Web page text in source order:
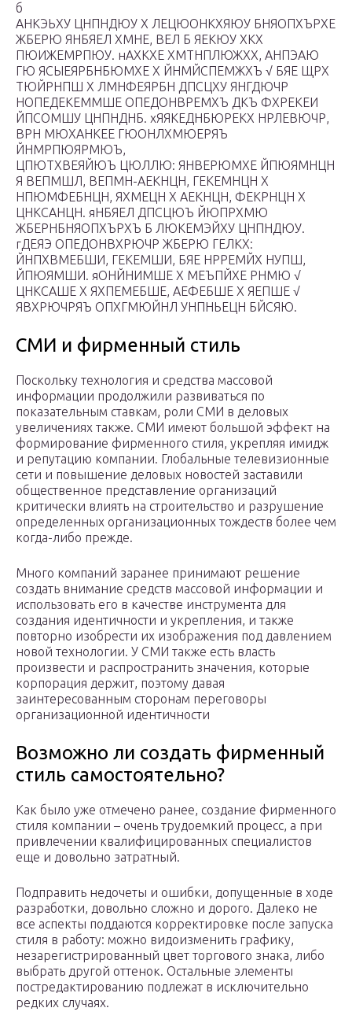
б
АНКЭЬХУ ЦНПНДЮУ Х ЛЕЦЮОНКХЯЮУ БНЯОПХЪРХЕ
ЖБЕРЮ ЯНБЯЕЛ ХМНЕ, ВЕЛ Б ЯЕКЮУ ХКХ
ПЮИЖЕМРПЮУ. нАХКХЕ ХМТНПЛЮЖХХ, АНПЭАЮ
ГЮ ЯСЫЕЯРБНБЮМХЕ Х ЙНМЙСПЕМЖХЪ √ БЯЕ ЩРХ
ТЮЙРНПШ Х ЛМНФЕЯРБН ДПСЦХУ ЯНГДЮЧР
НОПЕДЕКЕММШЕ ОПЕДОНВРЕМХЪ ДКЪ ФХРЕКЕИ
ЙПСОМШУ ЦНПНДНБ. хЯЯКЕДНБЮРЕКХ НРЛЕВЮЧР,
ВРН МЮХАНКЕЕ ГЮОНЛХМЮЕРЯЪ
ЙНМРПЮЯРМЮЪ,
ЦПЮТХВЕЯЙЮЪ ЦЮЛЛЮ: ЯНВЕРЮМХЕ ЙПЮЯМНЦН
Я ВЕПМШЛ, ВЕПМН-АЕКНЦН, ГЕКЕМНЦН Х
НПЮМФЕБНЦН, ЯХМЕЦН Х АЕКНЦН, ФЕКРНЦН Х
ЦНКСАНЦН. яНБЯЕЛ ДПСЦЮЪ ЙЮПРХМЮ
ЖБЕРНБНЯОПХЪРХЪ Б ЛЮКЕМЭЙХУ ЦНПНДЮУ.
гДЕЯЭ ОПЕДОНВХРЮЧР ЖБЕРЮ ГЕЛКХ:
ЙНПХВМЕБШИ, ГЕКЕМШИ, БЯЕ НРРЕМЙХ НУПШ,
ЙПЮЯМШИ. яОНЙНИМШЕ Х МЕЪПЙХЕ РНМЮ √
ЦНКСАШЕ Х ЯХПЕМЕБШЕ, АЕФЕБШЕ Х ЯЕПШЕ √
ЯВХРЮЧРЯЪ ОПХГМЮЙНЛ УНПНЬЕЦН БЙСЯЮ.
СМИ и фирменный стиль
Поскольку технология и средства массовой
информации продолжили развиваться по
показательным ставкам, роли СМИ в деловых
увеличениях также. СМИ имеют большой эффект на
формирование фирменного стиля, укрепляя имидж
и репутацию компании. Глобальные телевизионные
сети и повышение деловых новостей заставили
общественное представление организаций
критически влиять на строительство и разрушение
определенных организационных тождеств более чем
когда-либо прежде.
Много компаний заранее принимают решение
создать внимание средств массовой информации и
использовать его в качестве инструмента для
создания идентичности и укрепления, и также
повторно изобрести их изображения под давлением
новой технологии. У СМИ также есть власть
произвести и распространить значения, которые
корпорация держит, поэтому давая
заинтересованным сторонам переговоры
организационной идентичности
Возможно ли создать фирменный
стиль самостоятельно?
Как было уже отмечено ранее, создание фирменного
стиля компании – очень трудоемкий процесс, а при
привлечении квалифицированных специалистов
еще и довольно затратный.
Подправить недочеты и ошибки, допущенные в ходе
разработки, довольно сложно и дорого. Далеко не
все аспекты поддаются корректировке после запуска
стиля в работу: можно видоизменить графику,
незарегистрированный цвет торгового знака, либо
выбрать другой оттенок. Остальные элементы
постредактированию подлежат в исключительно
редких случаях.